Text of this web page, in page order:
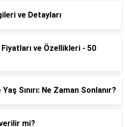
ve Detayları
ve Özellikleri - 50
Sınırı: Ne Zaman Sonlanır?
mi?